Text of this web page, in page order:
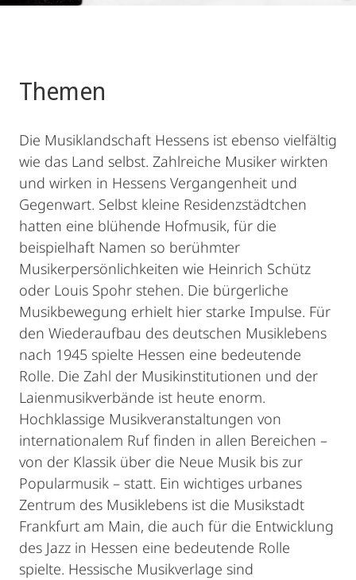
Themen
Die Musiklandschaft Hessens ist ebenso vielfältig
wie das Land selbst. Zahlreiche Musiker wirkten
und wirken in Hessens Vergangenheit und
Gegenwart. Selbst kleine Residenzstädtchen
hatten eine blühende Hofmusik, für die
beispielhaft Namen so berühmter
Musikerpersönlichkeiten wie Heinrich Schütz
oder Louis Spohr stehen. Die bürgerliche
Musikbewegung erhielt hier starke Impulse. Für
den Wiederaufbau des deutschen Musiklebens
nach 1945 spielte Hessen eine bedeutende
Rolle. Die Zahl der Musikinstitutionen und der
Laienmusikverbände ist heute enorm.
Hochklassige Musikveranstaltungen von
internationalem Ruf finden in allen Bereichen –
von der Klassik über die Neue Musik bis zur
Popularmusik – statt. Ein wichtiges urbanes
Zentrum des Musiklebens ist die Musikstadt
Frankfurt am Main, die auch für die Entwicklung
des Jazz in Hessen eine bedeutende Rolle
spielte. Hessische Musikverlage sind